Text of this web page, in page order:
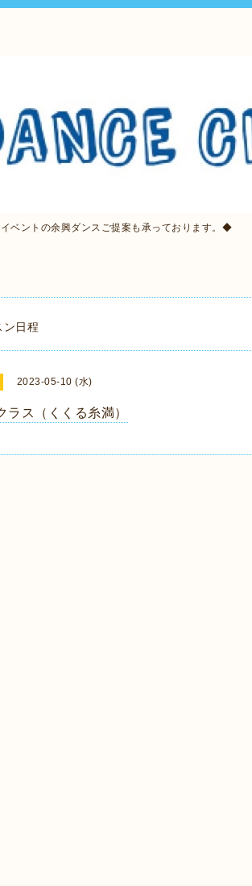
ベントの余興ダンスご提案も承っております。◆
ン日程
2023-05-10 (水)
ラス（くくる糸満）